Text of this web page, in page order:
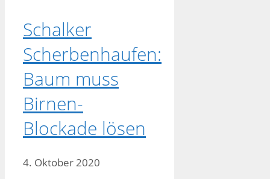
Schalker
Scherbenhaufen:
Baum muss
Birnen-
Blockade lösen
4. Oktober 2020